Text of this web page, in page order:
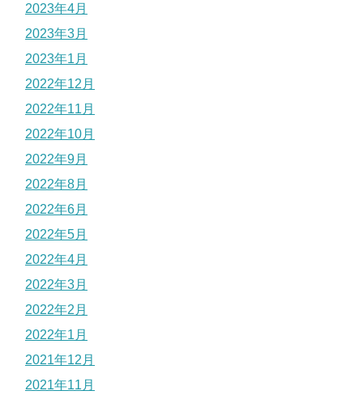
2023年4月
2023年3月
2023年1月
2022年12月
2022年11月
2022年10月
2022年9月
2022年8月
2022年6月
2022年5月
2022年4月
2022年3月
2022年2月
2022年1月
2021年12月
2021年11月